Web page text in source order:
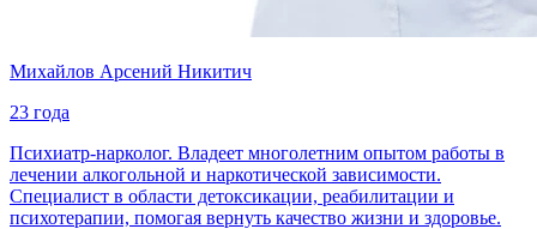
Михайлов Арсений Никитич
23 года
Психиатр-нарколог. Владеет многолетним опытом работы в
лечении алкогольной и наркотической зависимости.
Специалист в области детоксикации, реабилитации и
психотерапии, помогая вернуть качество жизни и здоровье.